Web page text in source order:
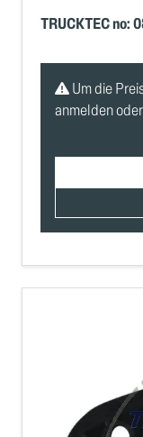
TRUCKTEC no:
Um die
anmelden